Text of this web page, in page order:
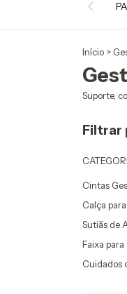
Início >
Suporte,
Filtrar
Cintas
Calça
Sutiãs de
Faixa
Cuidados